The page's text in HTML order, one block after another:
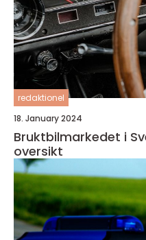
redaktionel
18. January 2024
Bruktbilmarkedet i
oversikt